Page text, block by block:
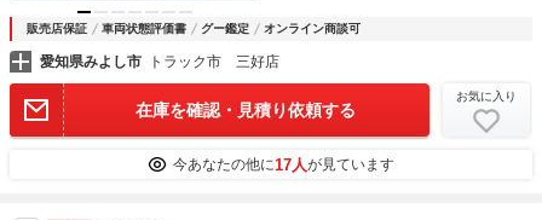
販売店保証 車両状態評価書 グー鑑定 オンライン商談可
愛知県みよし市 トラック市 三好店
在庫を確認・見積り依頼する
お気に入り
今あなたの他に17人が見ています